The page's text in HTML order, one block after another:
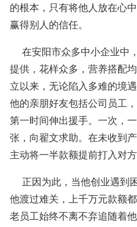
的根本，只有将他人放在心
赢得别人的信任。
在安阳市众多中小企业中
提供，花样众多，营养搭配
立以来，无论陷入多难的境
他的亲朋好友包括公司员工
第一时间伸出援手。一次，
张，向翟文求助。在未收到
主动将一半款额提前打入对方
正因为此，当他创业遇到
他渡过难关，上千万元款额
老员工始终不离不弃追随着